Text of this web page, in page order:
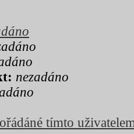
nezadáno
tímto